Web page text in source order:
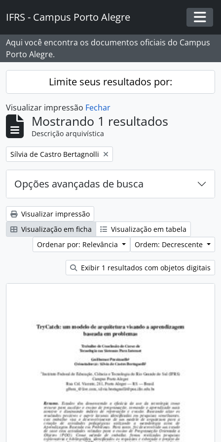
IFRS - Campus Porto Alegre
Aqui você encontra os documentos oficiais do Campus
Porto Alegre.
Limite seus resultados por:
Visualizar impressão Fechar
Mostrando 1 resultados
Descrição arquivística
Remover filtro:
Sílvia de Castro Bertagnolli
Opções avançadas de busca
Visualizar impressão
Visualização em ficha
Visualização em tabela
Ordenar por: Relevância
Ordem: Decrescente
Exibir 1 resultados com objetos digitais